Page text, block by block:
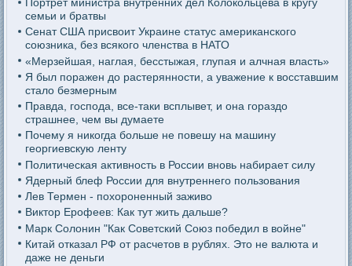
семьи и братвы
Сенат США присвоит Украине статус американского
союзника, без всякого членства в НАТО
«Мерзейшая, наглая, бесстыжая, глупая и алчная власть»
Я был поражен до растерянности, а уважение к восставшим
стало безмерным
Правда, господа, все-таки всплывет, и она гораздо
страшнее, чем вы думаете
Почему я никогда больше не повешу на машину
георгиевскую ленту
Политическая активность в России вновь набирает силу
Ядерный блеф России для внутреннего пользования
Лев Термен - похороненный заживо
Виктор Ерофеев: Как тут жить дальше?
Марк Солонин "Как Советский Союз победил в войне"
Китай отказал РФ от расчетов в рублях. Это не валюта и
даже не деньги